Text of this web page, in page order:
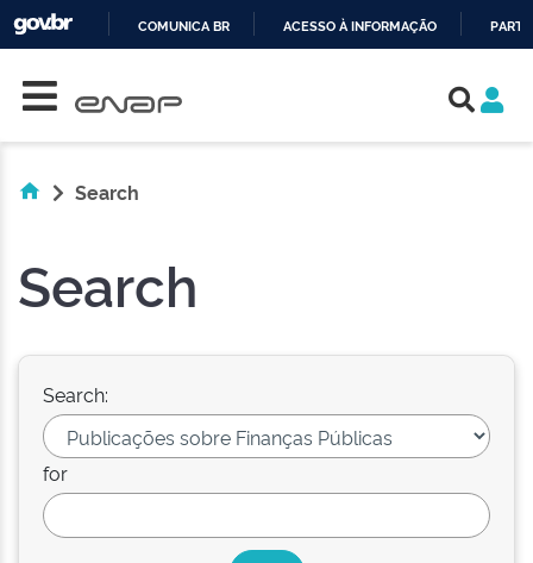
COMUNICA BR ACESSO À INFORMAÇÃO
Search
Search
Search:
for